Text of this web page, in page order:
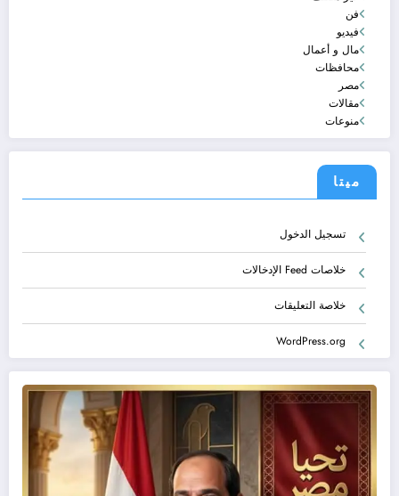
فن
فيديو
مال و أعمال
محافظات
مصر
مقالات
منوعات
ميتا
تسجيل الدخول
خلاصات Feed الإدخالات
خلاصة التعليقات
WordPress.org